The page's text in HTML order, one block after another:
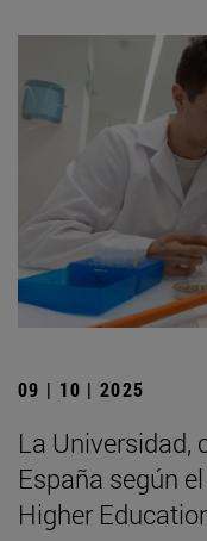
09 | 10 | 2025
La Universidad,
España según
Higher